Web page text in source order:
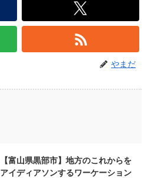
やまだ
【富山県黒部市】地方のこれからを
アイディアソンするワーケーション